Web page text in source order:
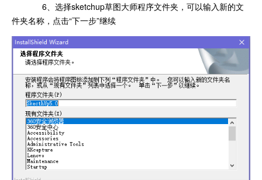
6、选择sketchup草图大师程序文件夹，可以输入新的文
件夹名称，点击“下一步”继续